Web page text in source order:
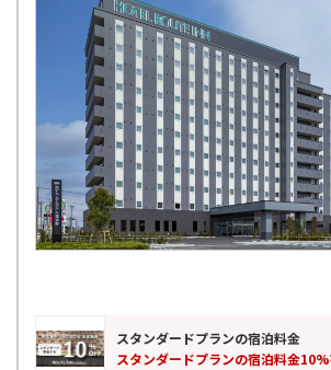
スタンダードプランの宿泊料金
スタンダードプランの宿泊料金